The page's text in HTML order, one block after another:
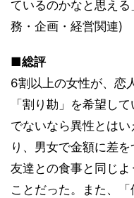
ているのかなと思え
務・企画・経営関連)
■総評
6割以上の女性が、恋
「割り勘」を希望し
でないなら異性とは
り、男女で金額に差
友達との食事と同じ
ことだった。また、